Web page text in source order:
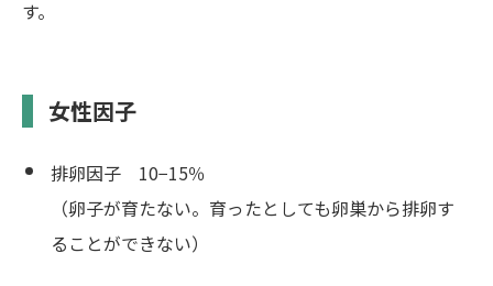
す。
女性因子
排卵因子 10−15％
（卵子が育たない。育ったとしても卵巣から排卵す
ることができない）